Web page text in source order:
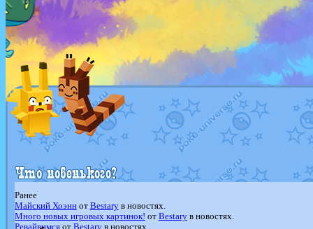
Ранее
Майский Хоэннот Bestaryв новостях.
Много новых игровых картинок! от Bestaryв новостях.
Ревайвимсяот Bestaryв новостях.